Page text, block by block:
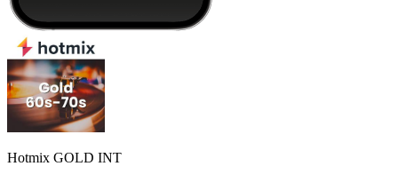
Hotmix GOLD INT